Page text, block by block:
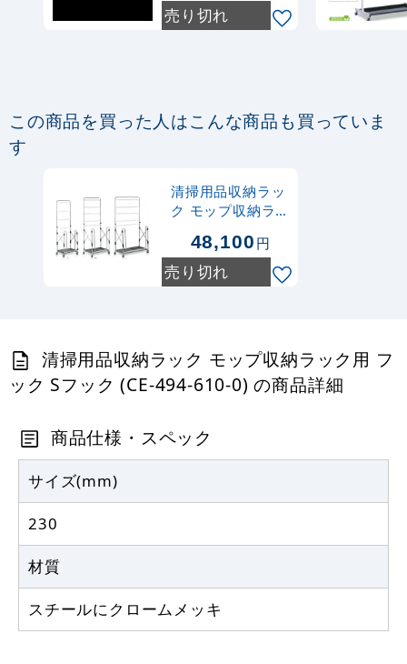
620-0)
売り切れ
この商品を買った人はこんな商品も買っていま
す
清掃用品収納ラッ
ク モップ収納ラ
(CE-494-020-0)
48,100円
売り切れ
清掃用品収納ラック モップ収納ラック用 フ
ック Sフック (CE-494-610-0) の商品詳細
商品仕様・スペック
サイズ(mm)
230
材質
スチールにクロームメッキ